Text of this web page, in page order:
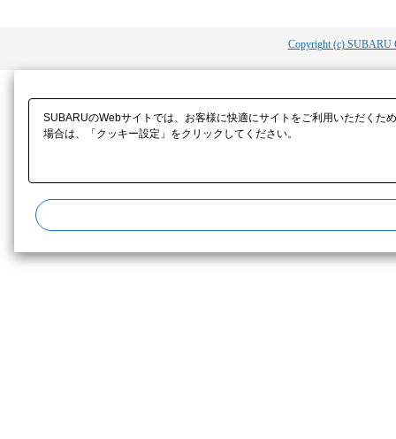
Copyright (c) SUBARU
SUBARUのWebサイトでは、お客様に快適にサイトをご利用いただく
場合は、「クッキー設定」をクリックしてください。​